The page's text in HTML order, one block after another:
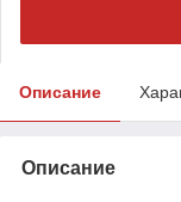
Описание
Описание